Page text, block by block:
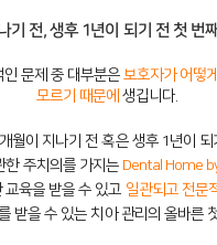
진정치료
웃음치료
수면진정
Smile
기 전,생후 1년이 되기 전 첫 번
인 문제 중 대부분은보호자가 어떻
모르기 때문에 생깁니다.
월이 지나기 전 혹은 생후 1년이
한 주치의를 가지는 Dental Home
교육을 받을 수 있고 일관되고 전문
받을 수 있는 치아 관리의 올바른